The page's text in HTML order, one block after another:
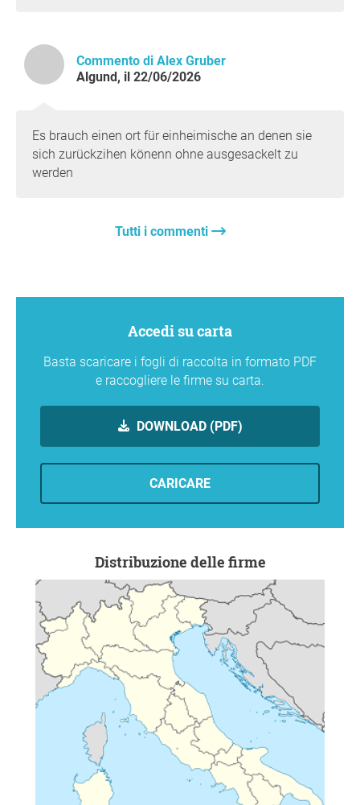
Commento di Alex Gruber
Algund, il 22/06/2026
Es brauch einen ort für einheimische an denen sie
sich zurückzihen könenn ohne ausgesackelt zu
werden
Tutti i commenti
Accedi su carta
Basta scaricare i fogli di raccolta in formato PDF
e raccogliere le firme su carta.
DOWNLOAD (PDF)
CARICARE
Distribuzione delle firme